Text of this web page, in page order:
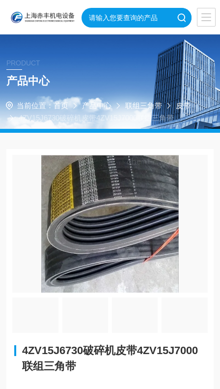
PRODUCT
产品中心
当前位置： 首页 产品中心 联组三角带
皮带
4ZV15J6730破碎机皮带4ZV15J7000联组三角带
4ZV15J6730破碎机皮带4ZV15J7000
联组三角带